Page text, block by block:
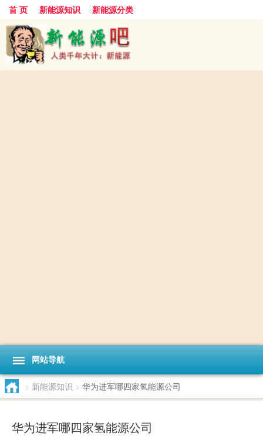
首 页 新能源知识 新能源分类
网站导航
> 新能源知识 > 华为进军哪四家氢能源公司
华为进军哪四家氢能源公司